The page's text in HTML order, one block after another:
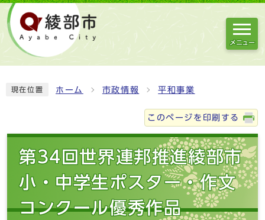
メニュー
現在位置 ホーム 市政情報 平和事業
このページを印刷する
第34回世界連邦推進綾部市
小・中学生ポスター・作文
コンクール優秀作品